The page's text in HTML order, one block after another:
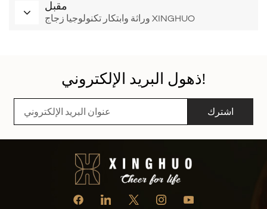
مقبل
وراثة وابتكار تكنولوجيا زجاج XINGHUO
ذهول البريد الإلكتروني!
اشترك